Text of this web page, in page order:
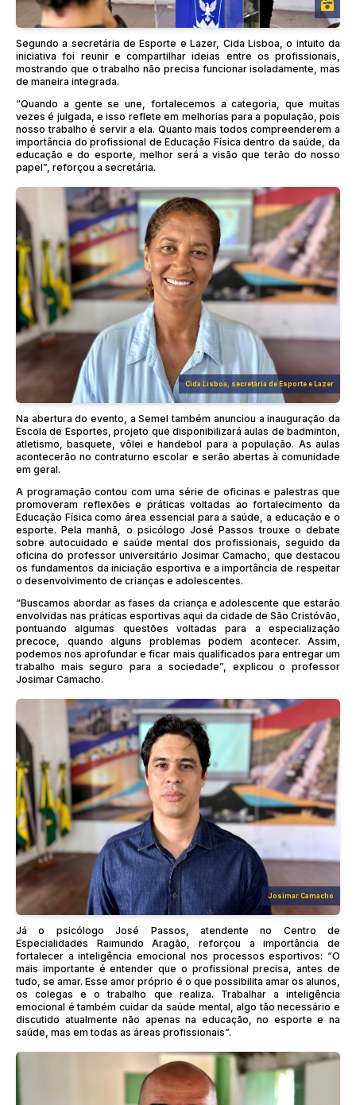
Segundo a secretária de Esporte e Lazer, Cida Lisboa, o intuito da
iniciativa foi reunir e compartilhar ideias entre os profissionais,
mostrando que o trabalho não precisa funcionar isoladamente, mas
de maneira integrada.
“Quando a gente se une, fortalecemos a categoria, que muitas
vezes é julgada, e isso reflete em melhorias para a população, pois
nosso trabalho é servir a ela. Quanto mais todos compreenderem a
importância do profissional de Educação Física dentro da saúde, da
educação e do esporte, melhor será a visão que terão do nosso
papel”, reforçou a secretária.
Cida Lisboa, secretária de Esporte e Lazer
Na abertura do evento, a Semel também anunciou a inauguração da
Escola de Esportes, projeto que disponibilizará aulas de badminton,
atletismo, basquete, vôlei e handebol para a população. As aulas
acontecerão no contraturno escolar e serão abertas à comunidade
em geral.
A programação contou com uma série de oficinas e palestras que
promoveram reflexões e práticas voltadas ao fortalecimento da
Educação Física como área essencial para a saúde, a educação e o
esporte. Pela manhã, o psicólogo José Passos trouxe o debate
sobre autocuidado e saúde mental dos profissionais, seguido da
oficina do professor universitário Josimar Camacho, que destacou
os fundamentos da iniciação esportiva e a importância de respeitar
o desenvolvimento de crianças e adolescentes.
“Buscamos abordar as fases da criança e adolescente que estarão
envolvidas nas práticas esportivas aqui da cidade de São Cristóvão,
pontuando algumas questões voltadas para a especialização
precoce, quando alguns problemas podem acontecer. Assim,
podemos nos aprofundar e ficar mais qualificados para entregar um
trabalho mais seguro para a sociedade”, explicou o professor
Josimar Camacho.
Josimar Camacho
Já o psicólogo José Passos, atendente no Centro de
Especialidades Raimundo Aragão, reforçou a importância de
fortalecer a inteligência emocional nos processos esportivos: “O
mais importante é entender que o profissional precisa, antes de
tudo, se amar. Esse amor próprio é o que possibilita amar os alunos,
os colegas e o trabalho que realiza. Trabalhar a inteligência
emocional é também cuidar da saúde mental, algo tão necessário e
discutido atualmente não apenas na educação, no esporte e na
saúde, mas em todas as áreas profissionais”.